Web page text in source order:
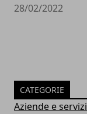
28/02/2022
CATEGORIE
Aziende e servizi